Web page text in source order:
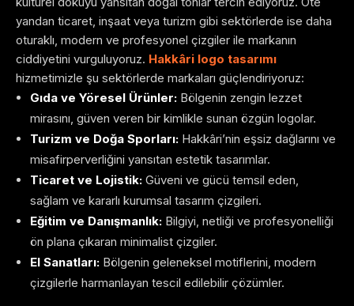
yandan ticaret, inşaat veya turizm gibi sektörlerde ise daha
oturaklı, modern ve profesyonel çizgiler ile markanın
ciddiyetini vurguluyoruz. Hakkâri logo tasarımı
hizmetimizle şu sektörlerde markaları güçlendiriyoruz:
Gıda ve Yöresel Ürünler: Bölgenin zengin lezzet
mirasını, güven veren bir kimlikle sunan özgün logolar.
Turizm ve Doğa Sporları: Hakkâri’nin eşsiz dağlarını ve
misafirperverliğini yansıtan estetik tasarımlar.
Ticaret ve Lojistik: Güveni ve gücü temsil eden,
sağlam ve kararlı kurumsal tasarım çizgileri.
Eğitim ve Danışmanlık: Bilgiyi, netliği ve profesyonelliği
ön plana çıkaran minimalist çizgiler.
El Sanatları: Bölgenin geleneksel motiflerini, modern
çizgilerle harmanlayan tescil edilebilir çözümler.